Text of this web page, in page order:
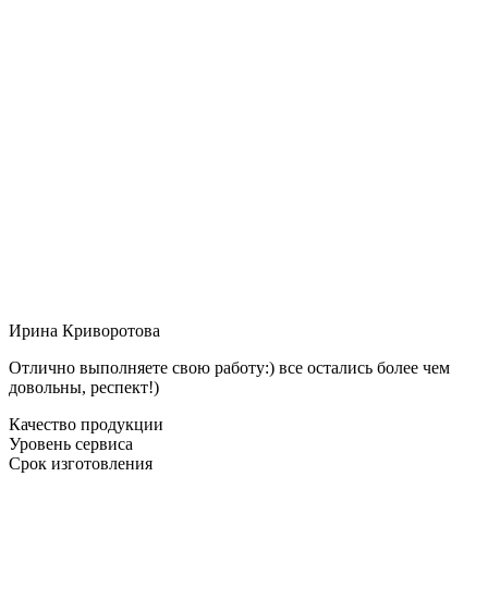
Ирина Криворотова
Отлично выполняете свою работу:) все остались более чем
довольны, респект!)
Качество продукции
Уровень сервиса
Срок изготовления